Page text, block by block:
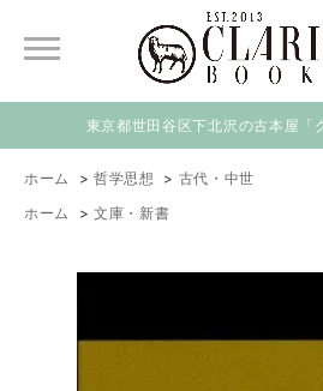
東京都世田谷区下北沢の古本屋「
ホーム > 哲学思想 > 古代・中世
ホーム
> 文庫・新書